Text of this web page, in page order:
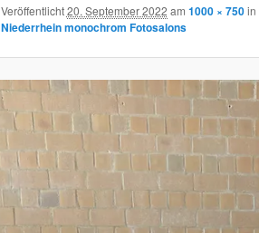
Veröffentlicht20. September 2022 am 1000 × 750in
Niederrhein monochrom Fotosalons